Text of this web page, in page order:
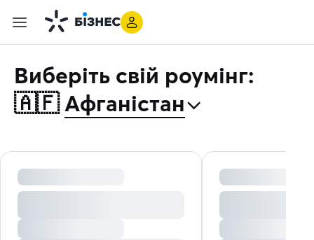
Виберіть свій роумінг:
🇦🇫 Афганістан⌃